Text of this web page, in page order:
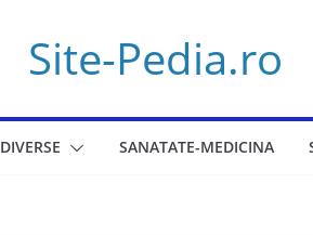
Site-Pedia.ro
DIVERSE SANATATE-MEDICINA